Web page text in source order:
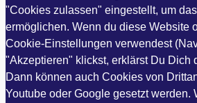
"Cookies zulassen" eingestellt, um
ermöglichen. Wenn du diese Website
Cookie-Einstellungen verwendest
"Akzeptieren" klickst, erklärst Du Dich
Dann können auch Cookies von
Youtube oder Google gesetzt werden.